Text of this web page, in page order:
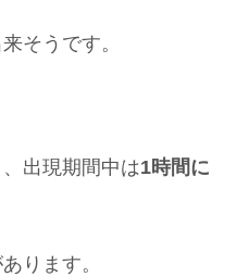
そうです。
出現期間中は1時間に
ります。